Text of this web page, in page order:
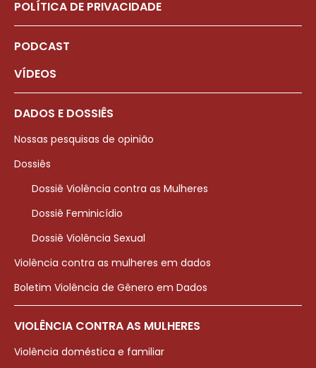
POLÍTICA DE PRIVACIDADE
PODCAST
VÍDEOS
DADOS E DOSSIÊS
Nossas pesquisas de opinião
Dossiês
Dossiê Violência contra as Mulheres
Dossiê Feminicídio
Dossiê Violência Sexual
Violência contra as mulheres em dados
Boletim Violência de Gênero em Dados
VIOLÊNCIA CONTRA AS MULHERES
Violência doméstica e familiar